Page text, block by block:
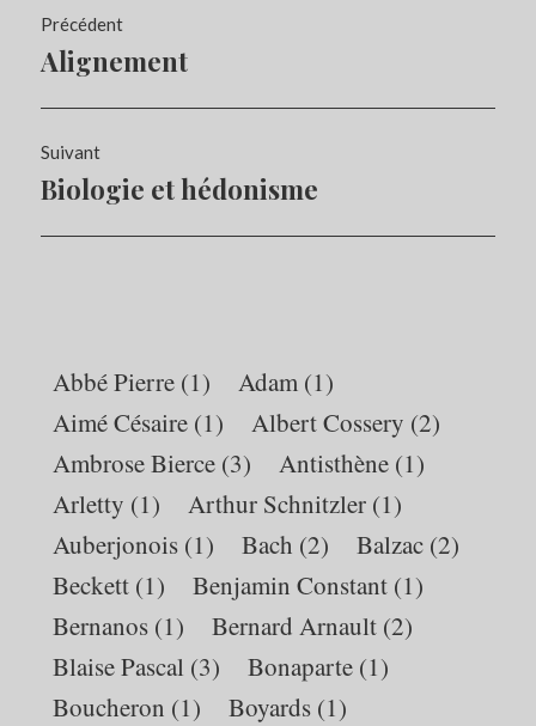
Navigation
de
l’article
Précédent
Article
Alignement
Suivant
Article
Biologie et hédonisme
Abbé Pierre (1) Adam (1)
Aimé Césaire (1) Albert Cossery (2)
Ambrose Bierce (3) Antisthène (1)
Arletty (1) Arthur Schnitzler (1)
Auberjonois (1) Bach (2) Balzac (2)
Beckett (1) Benjamin Constant (1)
Bernanos (1) Bernard Arnault (2)
Blaise Pascal (3) Bonaparte (1)
Boucheron (1) Boyards (1)